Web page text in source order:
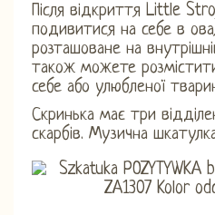
Після відкриття Little
подивитися на себе в
розташоване на
також можете
себе або улюбленої
Скринька має три
скарбів. Музична